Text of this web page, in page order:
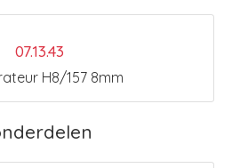
07.13.43
H8/157 8mm